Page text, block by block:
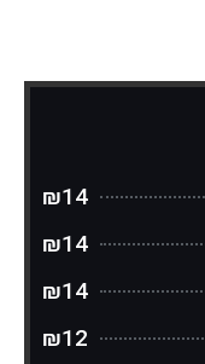
₪14
₪14
₪14
₪12